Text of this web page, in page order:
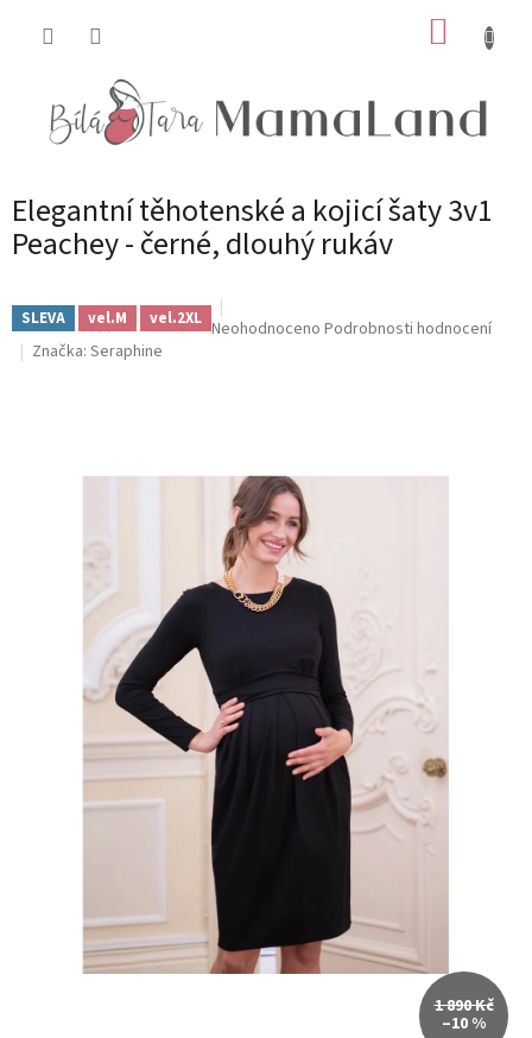
Elegantní těhotenské a kojicí šaty 3v1
Peachey - černé, dlouhý rukáv
SLEVA vel.M vel.2XL Průměrné
hvězdiček.
Neohodnoceno Podrobnosti hodnocení
Značka: Seraphine
1 890 Kč
–10 %